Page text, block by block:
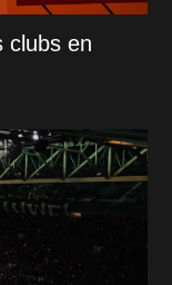
clubs en